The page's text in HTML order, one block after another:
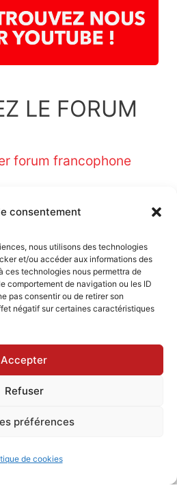
consentement
nous utilisons des technologies
et/ou accéder aux informations des
ces technologies nous permettra de
comportement de navigation ou les ID
pas consentir ou de retirer son
négatif sur certaines caractéristiques
Accepter
Refuser
préférences
de cookies
LE FORUM
forum francophone
Apprendre Sketchup |